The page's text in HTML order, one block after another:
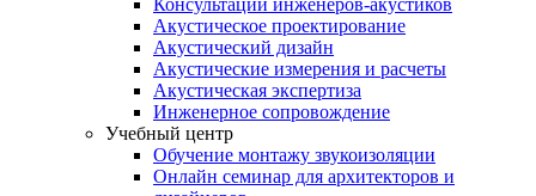
Консультации инженеров-акустиков
Акустическое проектирование
Акустический дизайн
Акустические измерения и расчеты
Акустическая экспертиза
Инженерное сопровождение
Учебный центр
Обучение монтажу звукоизоляции
Онлайн семинар для архитекторов и